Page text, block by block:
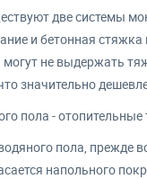
две системы
и бетонная
не выдержать
значительно
пола -
пола, прежде
напольного